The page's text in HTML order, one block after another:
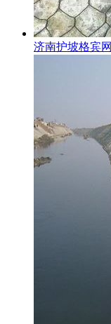
济南护坡格宾网